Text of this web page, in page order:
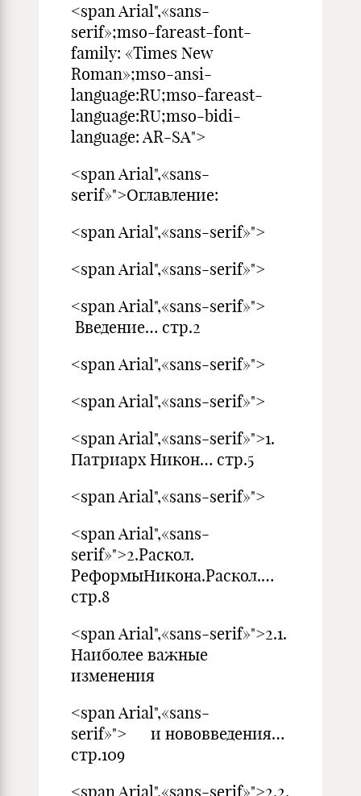
<span Arial",«sans-
serif»;mso-fareast-font-
family: «Times New
Roman»;mso-ansi-
language:RU;mso-fareast-
language:RU;mso-bidi-
language: AR-SA">
<span Arial",«sans-
serif»">Оглавление:
<span Arial",«sans-serif»">
<span Arial",«sans-serif»">
<span Arial",«sans-serif»">
Введение… стр.2
<span Arial",«sans-serif»">
<span Arial",«sans-serif»">
<span Arial",«sans-serif»">1.
Патриарх Никон… стр.5
<span Arial",«sans-serif»">
<span Arial",«sans-
serif»">2.Раскол.
РеформыНикона.Раскол.…
стр.8
<span Arial",«sans-serif»">2.1.
Наиболее важные
изменения
<span Arial",«sans-
serif»"> и нововведения…
стр.109
<span Arial",«sans-serif»">2.2.